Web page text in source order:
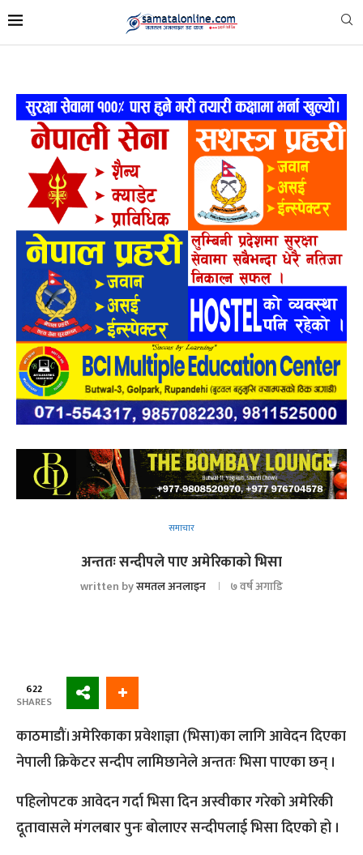
समाचार
अन्ततः सन्दीपले पाए अमेरिकाको भिसा
written byसमतल अनलाइन ७ वर्ष अगाडि
622
SHARES
काठमाडौं।अमेरिकाका प्रवेशाज्ञा (भिसा)का लागि आवेदन दिएका
नेपाली क्रिकेटर सन्दीप लामिछानेले अन्ततः भिसा पाएका छन् ।
पहिलोपटक आवेदन गर्दा भिसा दिन अस्वीकार गरेको अमेरिकी
दूतावासले मंगलबार पुनः बोलाएर सन्दीपलाई भिसा दिएको हो ।